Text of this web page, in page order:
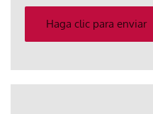
electrónico
Haga clic para enviar